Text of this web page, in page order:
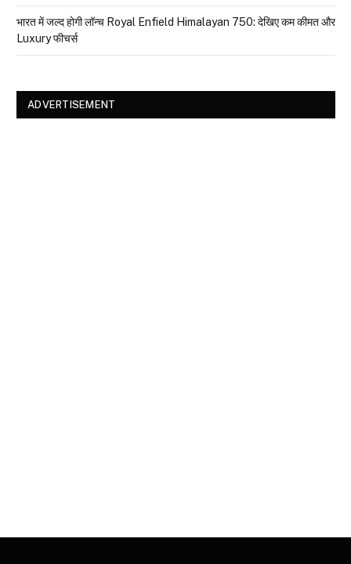
भारत में जल्द होगी लॉन्च Royal Enfield Himalayan 750: देखिए कम कीमत और
Luxury फीचर्स
ADVERTISEMENT